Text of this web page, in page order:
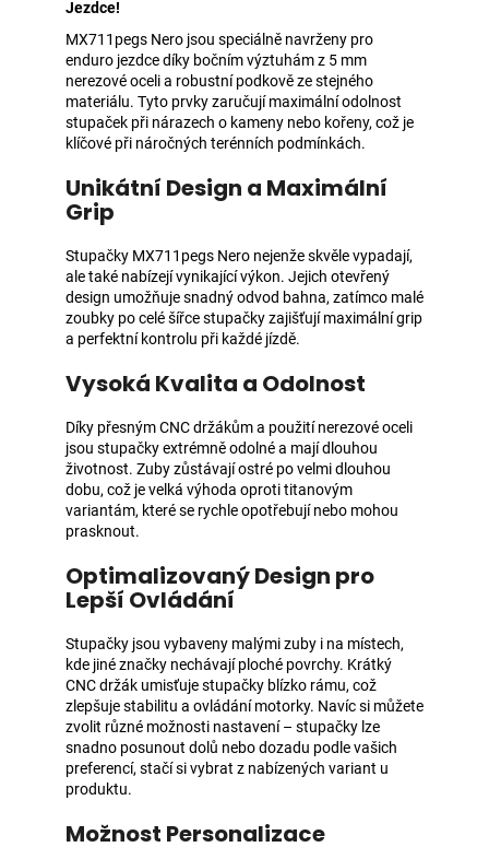
Jezdce!
MX711pegs Nero jsou speciálně navrženy pro
enduro jezdce díky bočním výztuhám z 5 mm
nerezové oceli a robustní podkově ze stejného
materiálu. Tyto prvky zaručují maximální odolnost
stupaček při nárazech o kameny nebo kořeny, což je
klíčové při náročných terénních podmínkách.
Unikátní Design a Maximální
Grip
Stupačky MX711pegs Nero nejenže skvěle vypadají,
ale také nabízejí vynikající výkon. Jejich otevřený
design umožňuje snadný odvod bahna, zatímco malé
zoubky po celé šířce stupačky zajišťují maximální grip
a perfektní kontrolu při každé jízdě.
Vysoká Kvalita a Odolnost
Díky přesným CNC držákům a použití nerezové oceli
jsou stupačky extrémně odolné a mají dlouhou
životnost. Zuby zůstávají ostré po velmi dlouhou
dobu, což je velká výhoda oproti titanovým
variantám, které se rychle opotřebují nebo mohou
prasknout.
Optimalizovaný Design pro
Lepší Ovládání
Stupačky jsou vybaveny malými zuby i na místech,
kde jiné značky nechávají ploché povrchy. Krátký
CNC držák umisťuje stupačky blízko rámu, což
zlepšuje stabilitu a ovládání motorky. Navíc si můžete
zvolit různé možnosti nastavení – stupačky lze
snadno posunout dolů nebo dozadu podle vašich
preferencí, stačí si vybrat z nabízených variant u
produktu.
Možnost Personalizace